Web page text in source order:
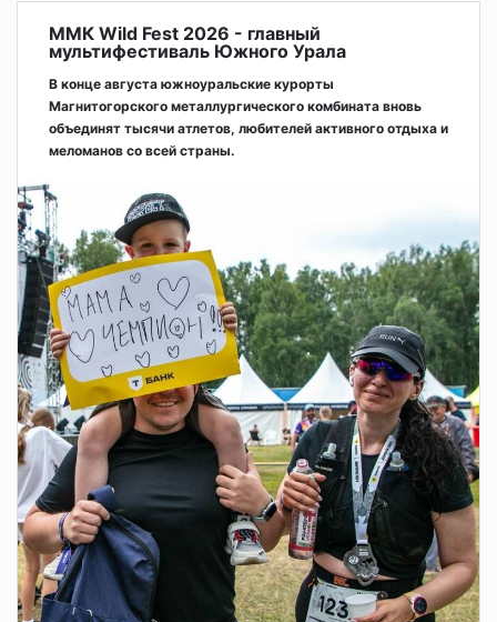
ММК Wild Fest 2026 - главный
мультифестиваль Южного Урала
В конце августа южноуральские курорты
Магнитогорского металлургического комбината вновь
объединят тысячи атлетов, любителей активного отдыха и
меломанов со всей страны.